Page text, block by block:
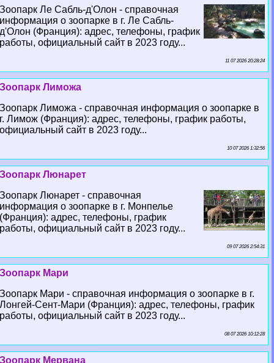
Зоопарк Ле Сабль-д'Олон - справочная
информация о зоопарке в г. Ле Сабль-
д'Олон (Франция): адрес, телефоны, график
работы, официальный сайт в 2023 году...
11 07 2026 20:28:24
Зоопарк Лиможа
Зоопарк Лиможа - справочная информация о зоопарке в
г. Лимож (Франция): адрес, телефоны, график работы,
официальный сайт в 2023 году...
10 07 2026 1:32:56
Зоопарк Люнарет
Зоопарк Люнарет - справочная
информация о зоопарке в г. Монпелье
(Франция): адрес, телефоны, график
работы, официальный сайт в 2023 году...
09 07 2026 2:54:31
Зоопарк Мари
Зоопарк Мари - справочная информация о зоопарке в г.
Лонгeй-Сент-Мари (Франция): адрес, телефоны, график
работы, официальный сайт в 2023 году...
08 07 2026 10:12:28
Зоопарк Мервана